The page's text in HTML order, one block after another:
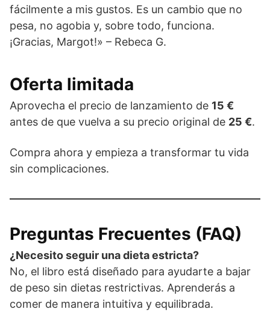
fácilmente a mis gustos. Es un cambio que no
pesa, no agobia y, sobre todo, funciona.
¡Gracias, Margot!» – Rebeca G.
Oferta limitada
Aprovecha el precio de lanzamiento de 15 €
antes de que vuelva a su precio original de 25 €.
Compra ahora y empieza a transformar tu vida
sin complicaciones.
Preguntas Frecuentes (FAQ)
¿Necesito seguir una dieta estricta?
No, el libro está diseñado para ayudarte a bajar
de peso sin dietas restrictivas. Aprenderás a
comer de manera intuitiva y equilibrada.